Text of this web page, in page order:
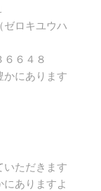
ロキユウハ
６４８
かにあります
いただきます
ありますよ